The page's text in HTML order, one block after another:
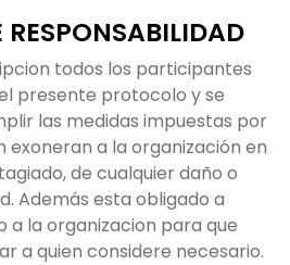
RESPONSABILIDAD
todos los participantes
presente protocolo y se
las medidas impuestas por
exoneran a la organización en
de cualquier daño o
Además esta obligado a
la organizacion para que
a quien considere necesario.